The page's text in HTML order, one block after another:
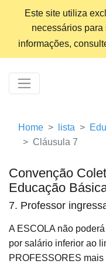
Este site utiliza
necessários
informações,
Home lista
Cláusula 7
Convenção
Educação
7. Professor
A ESCOLA não
por salário inferior ao
PROFESSORES